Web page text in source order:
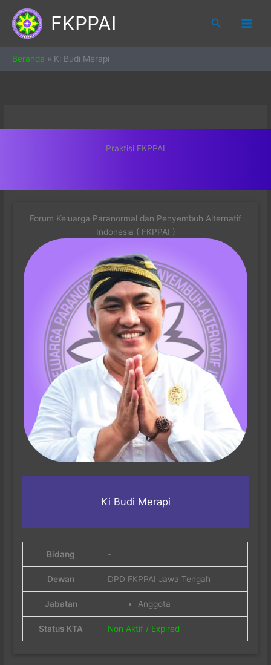
content
FKPPAI Search
Beranda » Ki Budi Merapi
Praktisi FKPPAI
Forum Keluarga Paranormal dan Penyembuh Alternatif
Indonesia ( FKPPAI )
Ki Budi Merapi
Bidang -
Dewan DPD FKPPAI Jawa Tengah
Jabatan Anggota
Status KTA Non Aktif / Expired